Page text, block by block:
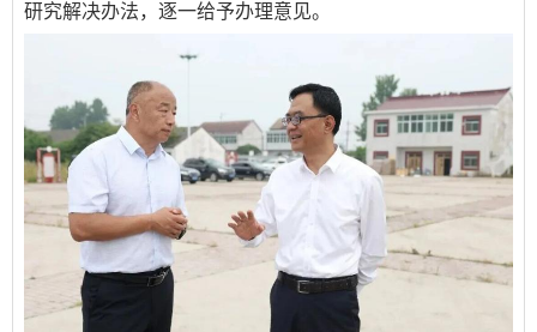
研究解决办法，逐一给予办理意见。